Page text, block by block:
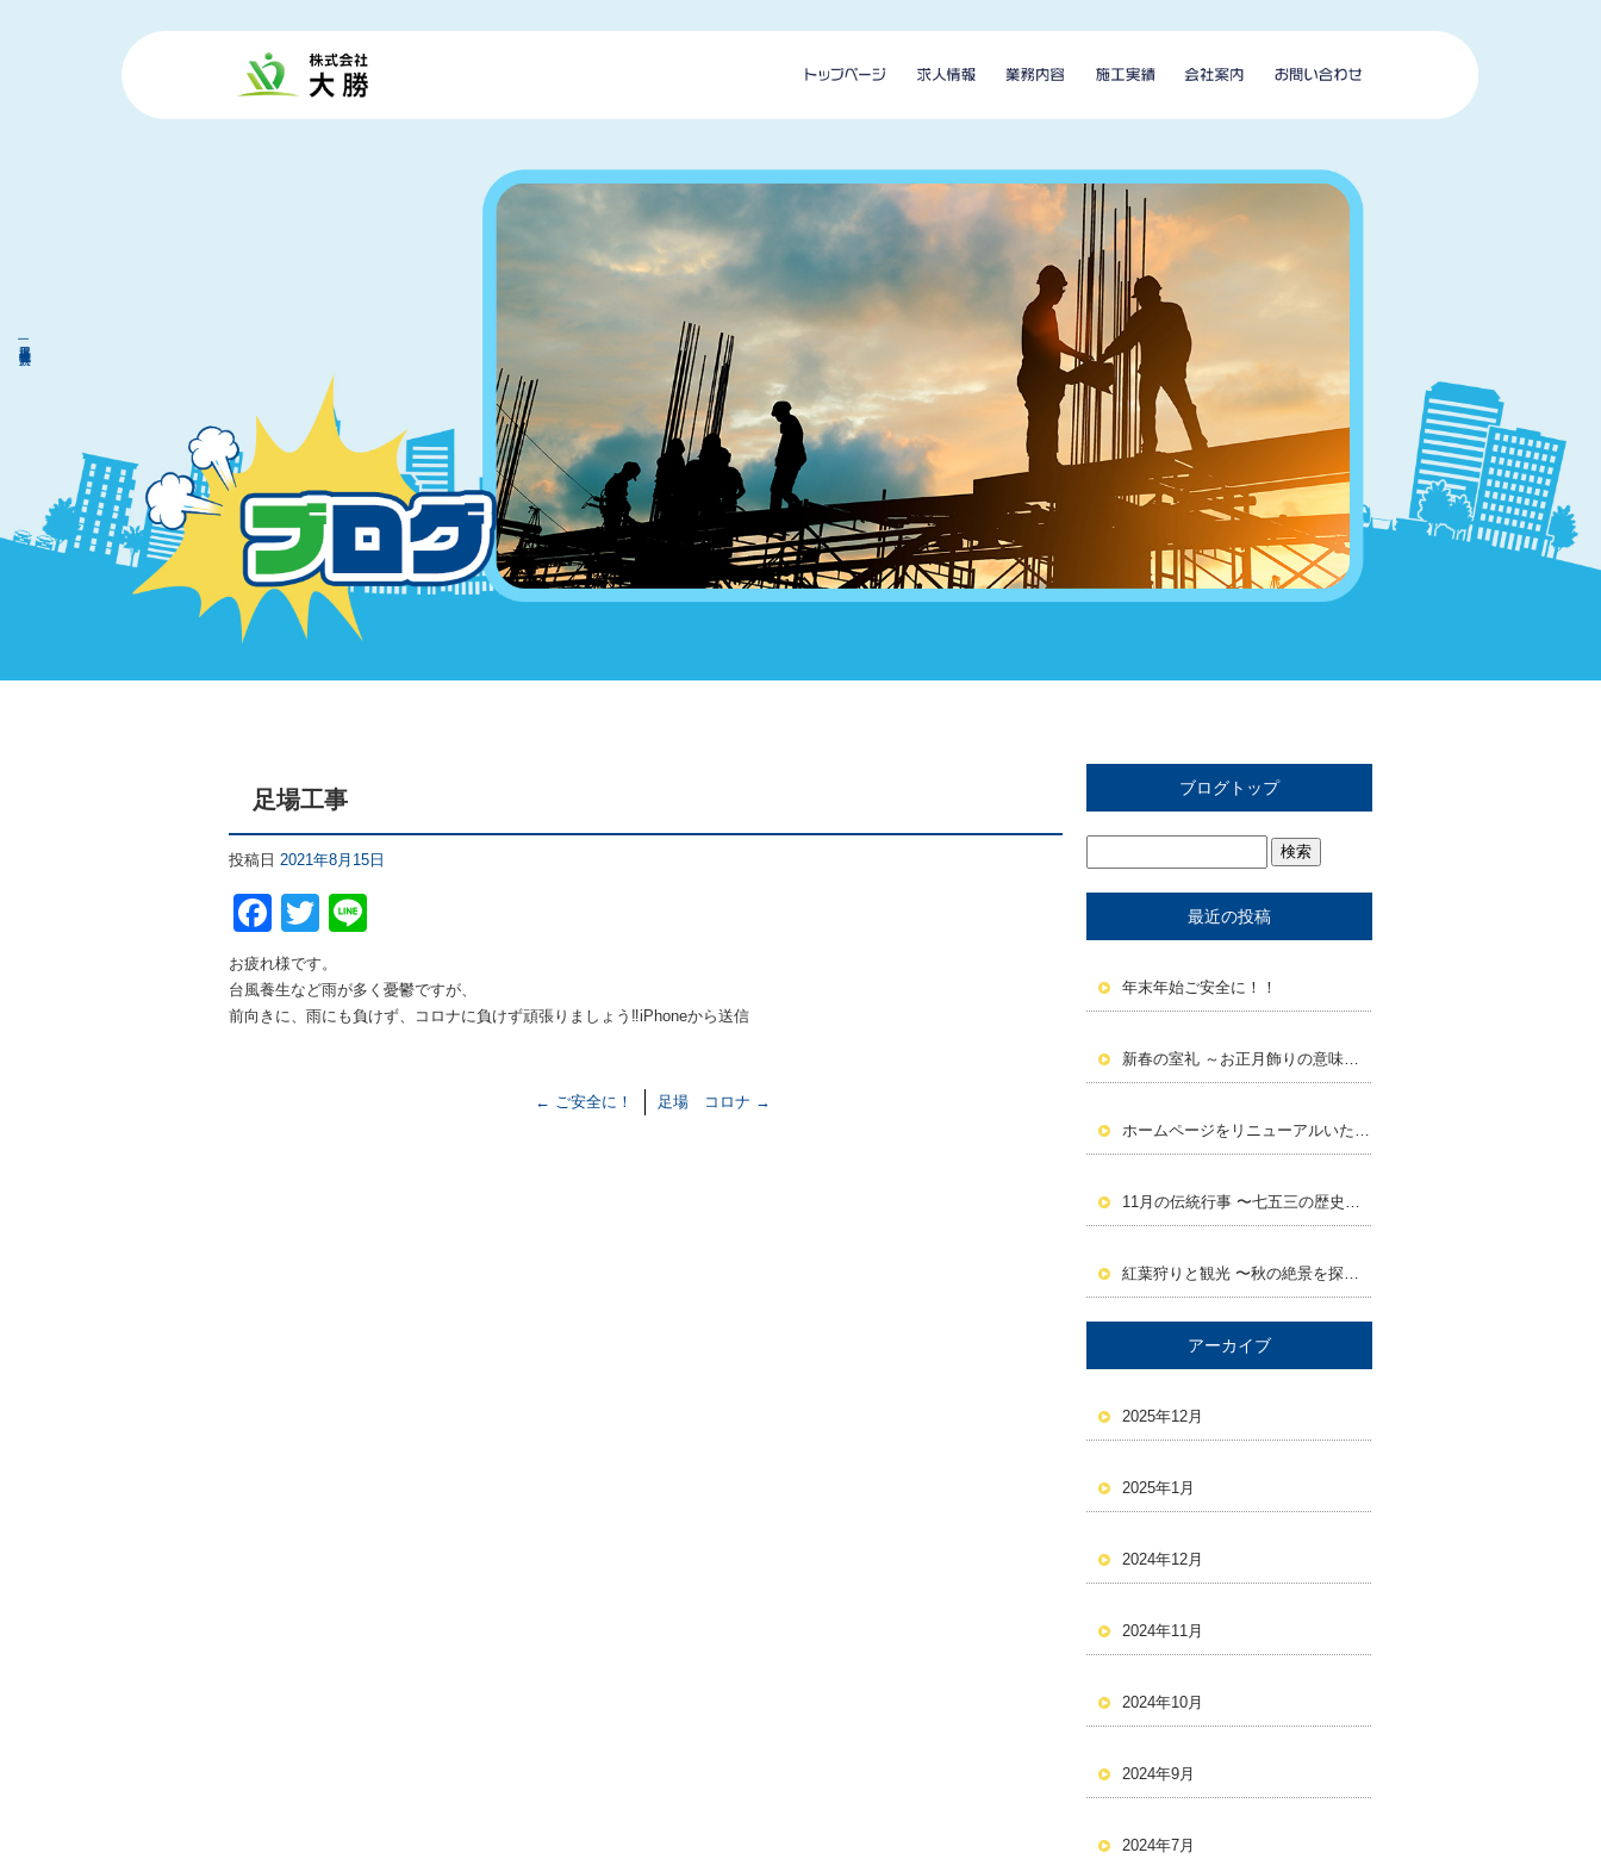
足場工事|株式会社 大勝
足場工事
投稿日 2021年8月15日
F
a
c
e
T
wi
tt
er
e
お疲れ様です。
台風養生など雨が多く憂鬱ですが、
前向きに、雨にも負けず、コロナに負けず頑張りましょう‼︎iPhoneから送信
← ご安全に！ 足場 コロナ →
ブログトップ
最近の投稿
年末年始ご安全に！！
新春の室礼 ～お正月飾りの意味と活かし方～
ホームページをリニューアルいたしました。
11月の伝統行事 〜七五三の歴史と意義〜
紅葉狩りと観光 〜秋の絶景を探しに行こう！〜
アーカイブ
2025年12月
2025年1月
2024年12月
2024年11月
2024年10月
2024年9月
2024年7月